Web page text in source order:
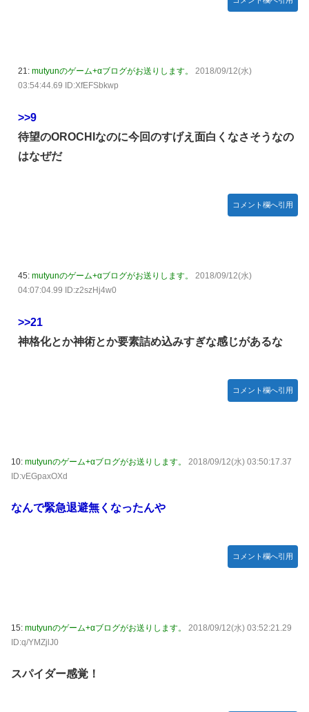
21: mutyunのゲーム+αブログがお送りします。
2018/09/12(水)
03:54:44.69 ID:XfEFSbkwp
>>9
待望のOROCHIなのに今回のすげえ面白くなさそうなの
はなぜだ
コメント欄へ引用
45: mutyunのゲーム+αブログがお送りします。
2018/09/12(水)
04:07:04.99 ID:z2szHj4w0
>>21
神格化とか神術とか要素詰め込みすぎな感じがあるな
コメント欄へ引用
10: mutyunのゲーム+αブログがお送りします。
2018/09/12(水) 03:50:17.37
ID:vEGpaxOXd
なんで緊急退避無くなったんや
コメント欄へ引用
15: mutyunのゲーム+αブログがお送りします。
2018/09/12(水) 03:52:21.29
ID:q/YMZjlJ0
スパイダー感覚！